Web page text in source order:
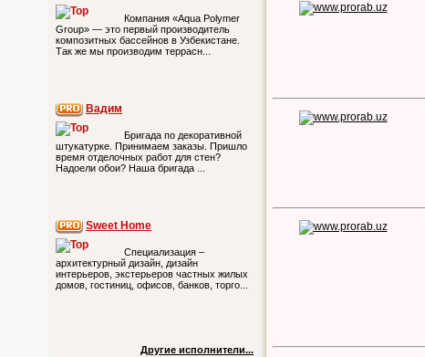
Компания «Aqua Polymer
Group» — это первый производитель
композитных бассейнов в Узбекистане.
Так же мы производим террасн...
Вадим
Бригада по декоративной
штукатурке. Принимаем заказы. Пришло
время отделочных работ для стен?
Надоели обои? Наша бригада ...
Sweet Home
Специализация –
архитектурный дизайн, дизайн
интерьеров, экстерьеров частных жилых
домов, гостиниц, офисов, банков, торго...
Другие исполнители...